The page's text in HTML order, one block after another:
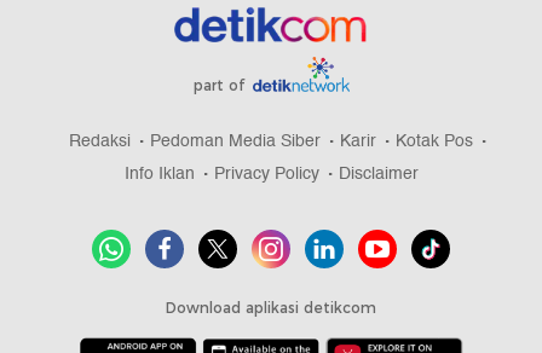
part of
Redaksi Pedoman Media Siber Karir
Kotak Pos
Info Iklan
Privacy Policy Disclaimer
Download aplikasi detikcom